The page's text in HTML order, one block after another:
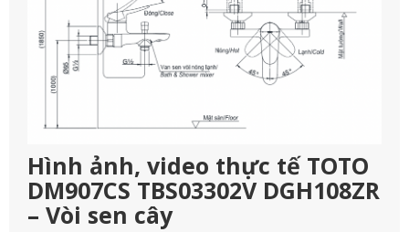
Hình ảnh, video thực tế TOTO
DM907CS TBS03302V DGH108ZR
– Vòi sen cây